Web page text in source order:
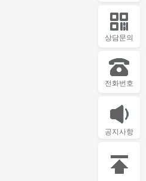
상담문의
전화번호
공지사항